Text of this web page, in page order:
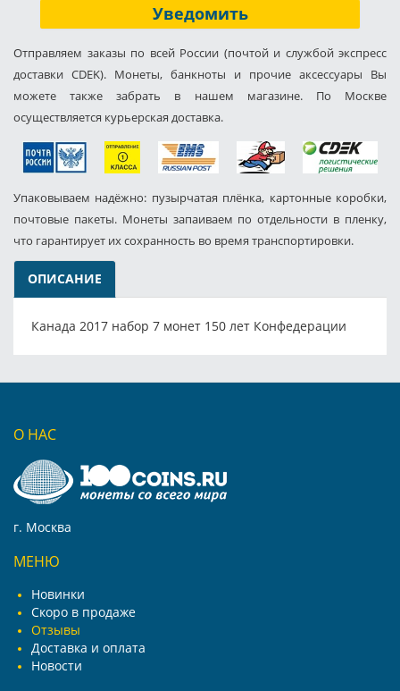
Уведомить
Отправляем заказы по всей России (почтой и службой экспресс
доставки CDEK). Монеты, банкноты и прочие аксессуары Вы
можете также забрать в нашем магазине. По Москве
осуществляется курьерская доставка.
Упаковываем надёжно: пузырчатая плёнка, картонные коробки,
почтовые пакеты. Монеты запаиваем по отдельности в пленку,
что гарантирует их сохранность во время транспортировки.
ОПИСАНИЕ
Канада 2017 набор 7 монет 150 лет Конфедерации
О НАС
г. Москва
МЕНЮ
Новинки
Скоро в продаже
Отзывы
Доставка и оплата
Новости